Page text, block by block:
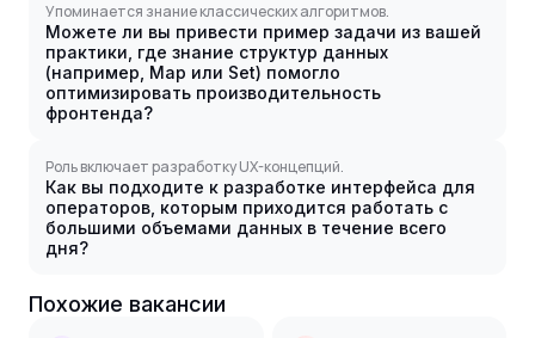
Упоминается знание классических алгоритмов.
Можете ли вы привести пример задачи из вашей
практики, где знание структур данных
(например, Map или Set) помогло
оптимизировать производительность
фронтенда?
Роль включает разработку UX-концепций.
Как вы подходите к разработке интерфейса для
операторов, которым приходится работать с
большими объемами данных в течение всего
дня?
Похожие вакансии